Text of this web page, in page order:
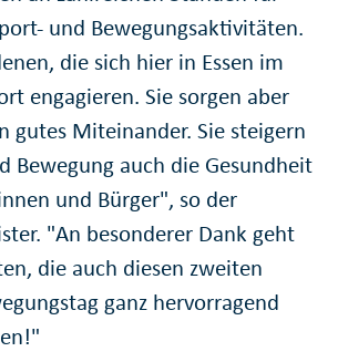
und Bewegungsaktivitäten.
die sich hier in Essen im
engagieren. Sie sorgen aber
gutes Miteinander. Sie steigern
Bewegung auch die Gesundheit
und Bürger", so der
"An besonderer Dank geht
die auch diesen zweiten
ganz hervorragend